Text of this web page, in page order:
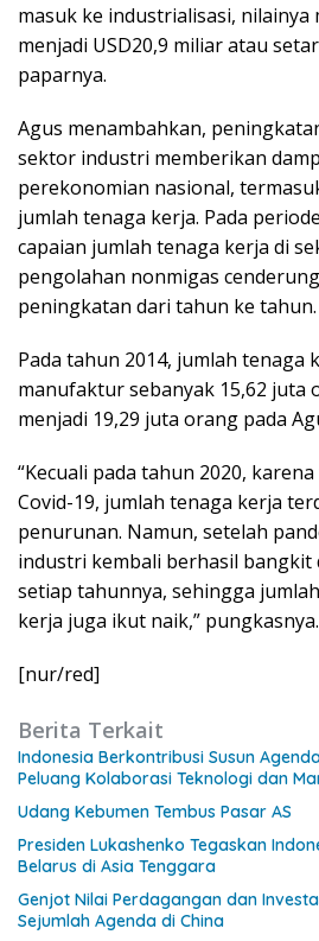
masuk ke industrialisasi, nilainya
menjadi USD20,9 miliar atau
paparnya.
Agus menambahkan,
sektor industri memberikan
perekonomian nasional,
jumlah tenaga kerja. Pada
capaian jumlah tenaga kerja di
pengolahan nonmigas
peningkatan dari tahun ke tahun.
Pada tahun 2014, jumlah tenaga
manufaktur sebanyak 15,62 juta
menjadi 19,29 juta orang pada
“Kecuali pada tahun 2020,
Covid-19, jumlah tenaga kerja
penurunan. Namun, setelah
industri kembali berhasil
setiap tahunnya, sehingga
kerja juga ikut naik,” pungkasnya.
[nur/red]
Berita Terkait
Indonesia Berkontribusi Susun
Peluang Kolaborasi Teknologi dan
Udang Kebumen Tembus Pasar AS
Presiden Lukashenko Tegaskan
Belarus di Asia Tenggara
Genjot Nilai Perdagangan dan
Sejumlah Agenda di China